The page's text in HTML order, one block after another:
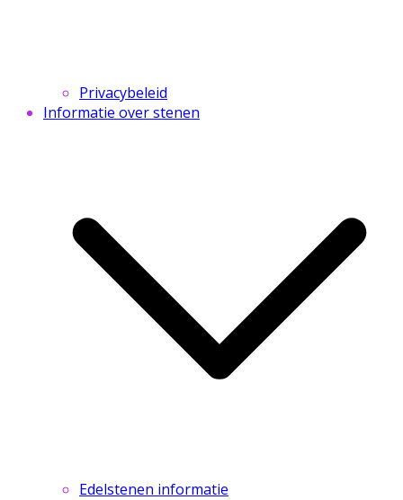
Privacybeleid
Informatie over stenen
Edelstenen informatie